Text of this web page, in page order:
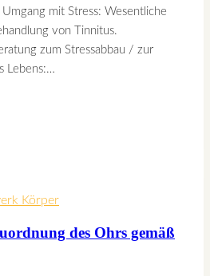
mit Stress: Wesentliche
von Tinnitus.
zum Stressabbau / zur
Lebens:…
Körper
des Ohrs gemäß